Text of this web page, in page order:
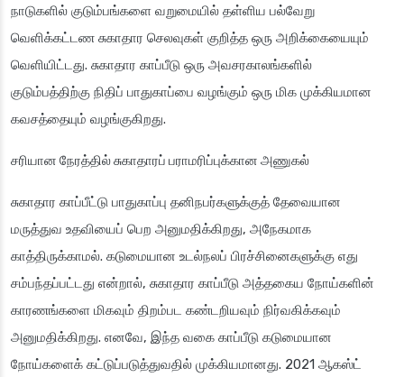
நாடுகளில் குடும்பங்களை வறுமையில் தள்ளிய பல்வேறு
வெளிக்கட்டண சுகாதார செலவுகள் குறித்த ஒரு அறிக்கையையும்
வெளியிட்டது. சுகாதார காப்பீடு ஒரு அவசரகாலங்களில்
குடும்பத்திற்கு நிதிப் பாதுகாப்பை வழங்கும் ஒரு மிக முக்கியமான
கவசத்தையும் வழங்குகிறது.
சரியான நேரத்தில் சுகாதாரப் பராமரிப்புக்கான அணுகல்
சுகாதார காப்பீட்டு பாதுகாப்பு தனிநபர்களுக்குத் தேவையான
மருத்துவ உதவியைப் பெற அனுமதிக்கிறது, அநேகமாக
காத்திருக்காமல். கடுமையான உடல்நலப் பிரச்சினைகளுக்கு எது
சம்பந்தப்பட்டது என்றால், சுகாதார காப்பீடு அத்தகைய நோய்களின்
காரணங்களை மிகவும் திறம்பட கண்டறியவும் நிர்வகிக்கவும்
அனுமதிக்கிறது. எனவே, இந்த வகை காப்பீடு கடுமையான
நோய்களைக் கட்டுப்படுத்துவதில் முக்கியமானது. 2021 ஆகஸ்ட்